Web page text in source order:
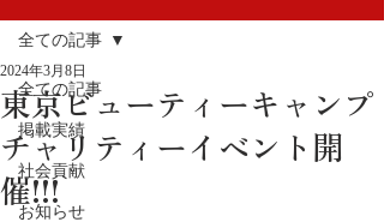
全ての記事
掲載実績
社会貢献
お知らせ
全ての記事
東京ビューティーキャンプ
チャリティーイベント開
催!!!
2024年3月8日